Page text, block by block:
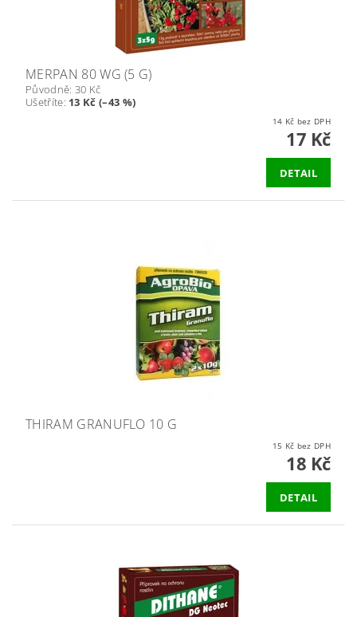
MERPAN 80 WG (5 G)
Původně: 30 Kč
Ušetříte: 13 Kč (–43 %)
14 Kč bez DPH
17 Kč
DETAIL
THIRAM GRANUFLO 10 G
15 Kč bez DPH
18 Kč
DETAIL